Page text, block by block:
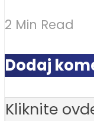
2 Min Read
Dodaj
Kliknite